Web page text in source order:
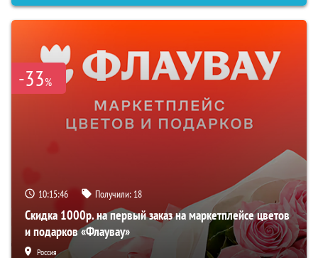
-33%
10:15:45 Получили: 18
Скидка 1000р. на первый заказ на маркетплейсе цветов
и подарков «Флаувау»
Россия